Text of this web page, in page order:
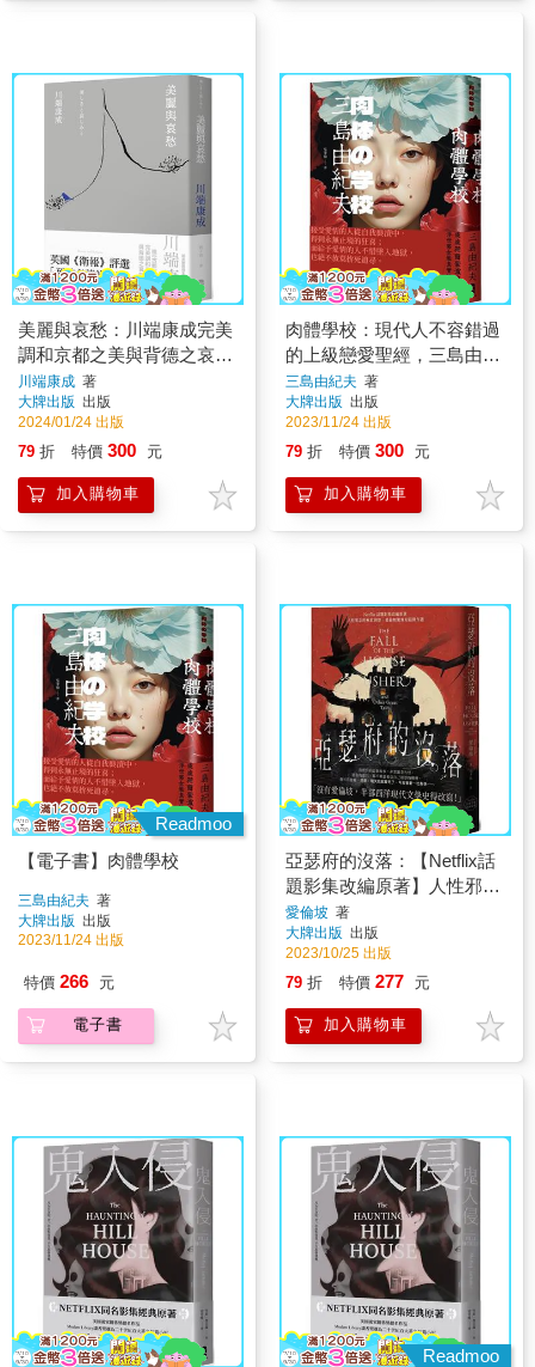
美麗與哀愁：川端康成完美
調和京都之美與背德之哀的
名作
川端康成 著
大牌出版 出版
2024/01/24 出版
79 折 特價 300 元
加入購物車
肉體學校：現代人不容錯過
的上級戀愛聖經，三島由紀
夫超越時代的異色戀愛小說
三島由紀夫 著
大牌出版 出版
2023/11/24 出版
79 折 特價 300 元
加入購物車
Readmoo
【電子書】肉體學校
三島由紀夫 著
大牌出版 出版
2023/11/24 出版
特價 266 元
電子書
亞瑟府的沒落：【Netflix話
題影集改編原著】人性邪念
的極致洞察，愛倫坡驚悚短
篇傑作選
愛倫坡 著
大牌出版 出版
2023/10/25 出版
79 折 特價 277 元
加入購物車
Readmoo